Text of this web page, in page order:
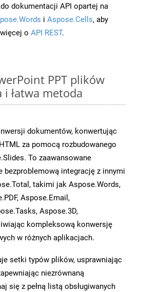
dokumentacji API opartej na
i Aspose.Cells, aby
o API REST.
PPT plików
i łatwa metoda
dokumentów, konwertując
za pomocą rozbudowanego
To zaawansowane
bezproblemową integrację z innymi
takimi jak Aspose.Words,
Aspose.Email,
Aspose.3D,
kompleksową konwersję
w różnych aplikacjach.
setki typów plików, usprawniając
niezrównaną
się z pełną listą obsługiwanych